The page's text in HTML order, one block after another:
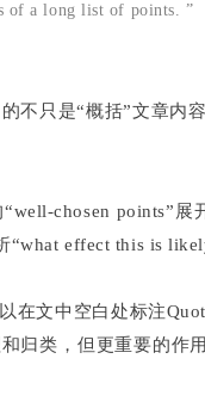
of a long list of points. ”
的不只是“概括”文章内
chosen points”
“what effect this is
在文中空白处标注
归类，但更重要的作